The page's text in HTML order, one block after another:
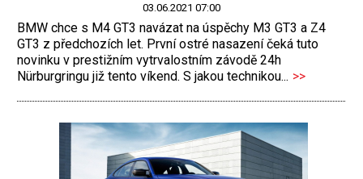
03.06.2021 07:00
BMW chce s M4 GT3 navázat na úspěchy M3 GT3 a Z4
GT3 z předchozích let. První ostré nasazení čeká tuto
novinku v prestižním vytrvalostním závodě 24h
Nürburgringu již tento víkend. S jakou technikou... >>